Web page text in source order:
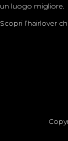
un luogo migliore.
Scopri l’hairlover